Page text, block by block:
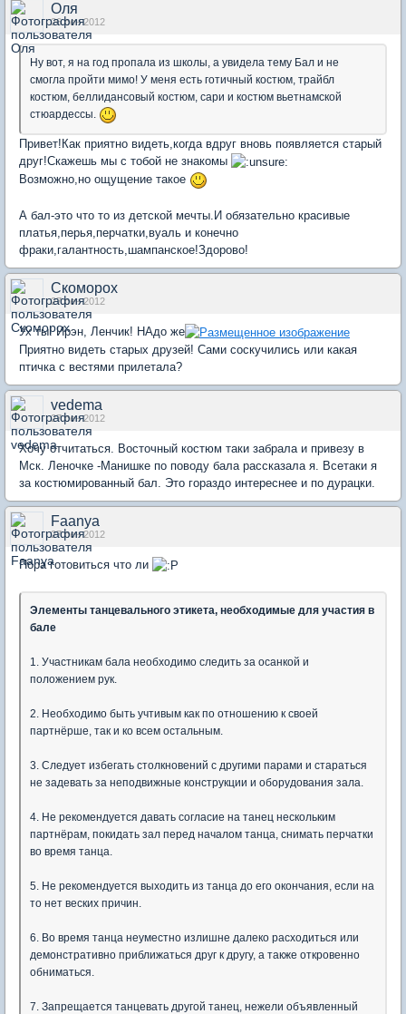
Оля
26 сен 2012
Ну вот, я на год пропала из школы, а увидела тему Бал и не
смогла пройти мимо! У меня есть готичный костюм, трайбл
костюм, беллидансовый костюм, сари и костюм вьетнамской
стюардессы.
Привет!Как приятно видеть,когда вдруг вновь появляется старый
друг!Скажешь мы с тобой не знакомы
Возможно,но ощущение такое
А бал-это что то из детской мечты.И обязательно красивые
платья,перья,перчатки,вуаль и конечно
фраки,галантность,шампанское!Здорово!
Скоморох
27 сен 2012
Ух ты! Ирэн, Ленчик! НАдо же
Приятно видеть старых друзей! Сами соскучились или какая
птичка с вестями прилетала?
vedema
27 сен 2012
Хочу отчитаться. Восточный костюм таки забрала и привезу в
Мск. Леночке -Манишке по поводу бала рассказала я. Всетаки я
за костюмированный бал. Это гораздо интереснее и по дурацки.
Faanya
27 сен 2012
Пора готовиться что ли
Элементы танцевального этикета, необходимые для участия в
бале
1. Участникам бала необходимо следить за осанкой и
положением рук.
2. Необходимо быть учтивым как по отношению к своей
партнёрше, так и ко всем остальным.
3. Следует избегать столкновений с другими парами и стараться
не задевать за неподвижные конструкции и оборудования зала.
4. Не рекомендуется давать согласие на танец нескольким
партнёрам, покидать зал перед началом танца, снимать перчатки
во время танца.
5. Не рекомендуется выходить из танца до его окончания, если на
то нет веских причин.
6. Во время танца неуместно излишне далеко расходиться или
демонстративно приближаться друг к другу, а также откровенно
обниматься.
7. Запрещается танцевать другой танец, нежели объявленный